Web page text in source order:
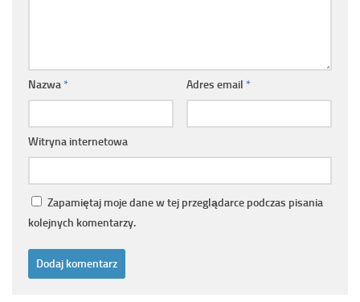
Nazwa* Adres email *
Witryna internetowa
Zapamiętaj moje dane w tej przeglądarce podczas pisania
kolejnych komentarzy.